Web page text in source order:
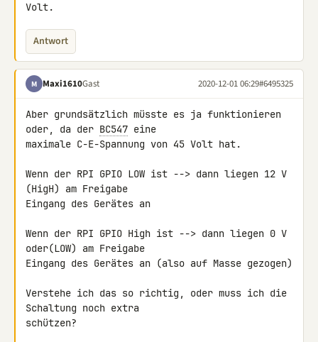
Volt.
Antwort
M Maxi1610Gast 2020-12-01 06:29#6495325
Aber grundsätzlich müsste es ja funktionieren
oder, da der BC547 eine
maximale C-E-Spannung von 45 Volt hat.
Wenn der RPI GPIO LOW ist --> dann liegen 12 V
(HigH) am Freigabe
Eingang des Gerätes an
Wenn der RPI GPIO High ist --> dann liegen 0 V
oder(LOW) am Freigabe
Eingang des Gerätes an (also auf Masse gezogen)
Verstehe ich das so richtig, oder muss ich die
Schaltung noch extra
schützen?